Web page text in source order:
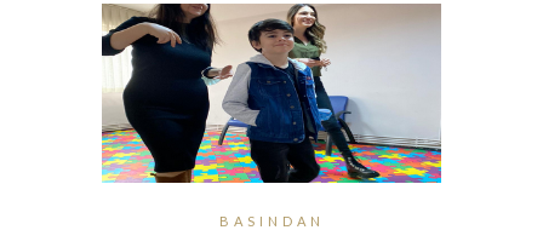
BASINDAN